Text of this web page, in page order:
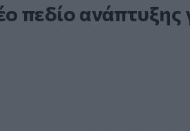
πεδίο ανάπτυξης